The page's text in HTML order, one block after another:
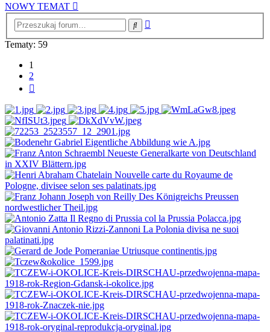
NOWY TEMAT
Szukaj
Tematy: 59
1
2